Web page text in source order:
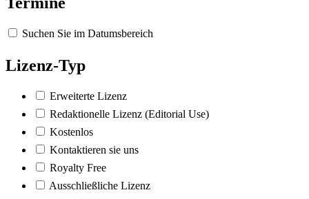
Suchen Sie im Datumsbereich
Lizenz-Typ
Erweiterte Lizenz
Redaktionelle Lizenz (Editorial Use)
Kostenlos
Kontaktieren sie uns
Royalty Free
Ausschließliche Lizenz